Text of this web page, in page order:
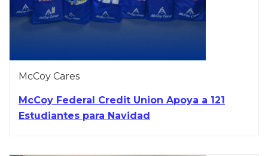
McCoy Cares
McCoy Federal Credit Union Apoya a 121
Estudiantes para Navidad